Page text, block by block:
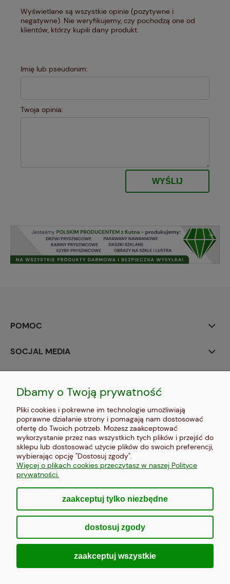
Wyświetlane są wszystkie opinie (pozytywne i
negatywne). Nie weryfikujemy, czy pochodzą one od
klientów, którzy kupili dany produkt.
Imię lub pseudonim:
Twoja opinia:
WYŚLIJ
POMOC
SOCJAL MEDIA
INFORMACJE
O NAS
Sklep internetowy Shoper Premium
Dbamy o Twoją prywatność
Pliki cookies i pokrewne im technologie umożliwiają
poprawne działanie strony i pomagają nam dostosować
ofertę do Twoich potrzeb. Możesz zaakceptować
wykorzystanie przez nas wszystkich tych plików i przejść do
sklepu lub dostosować użycie plików do swoich preferencji,
wybierając opcję "Dostosuj zgody".
Więcej o plikach cookies przeczytasz w naszej Polityce
prywatności.
zaakceptuj tylko niezbędne
dostosuj zgody
zaakceptuj wszystkie